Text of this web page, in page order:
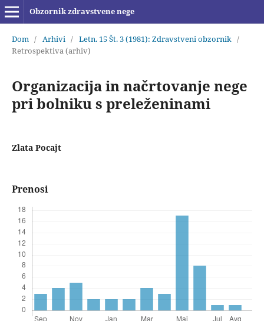
Obzornik zdravstvene nege
Dom / Arhivi / Letn. 15 Št. 3 (1981): Zdravstveni obzornik /
Retrospektiva (arhiv)
Organizacija in načrtovanje nege
pri bolniku s preleženinami
Zlata Pocajt
Prenosi